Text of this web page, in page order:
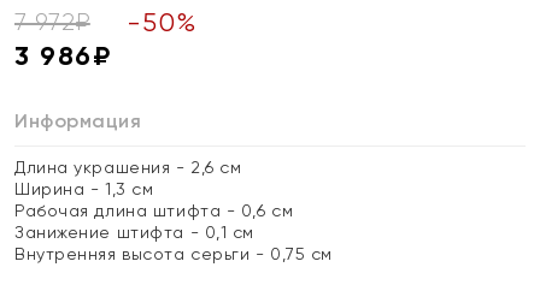
7 972₽ -50%
3 986₽
Информация
Длина украшения - 2,6 см
Ширина - 1,3 см
Рабочая длина штифта - 0,6 см
Занижение штифта - 0,1 см
Внутренняя высота серьги - 0,75 см